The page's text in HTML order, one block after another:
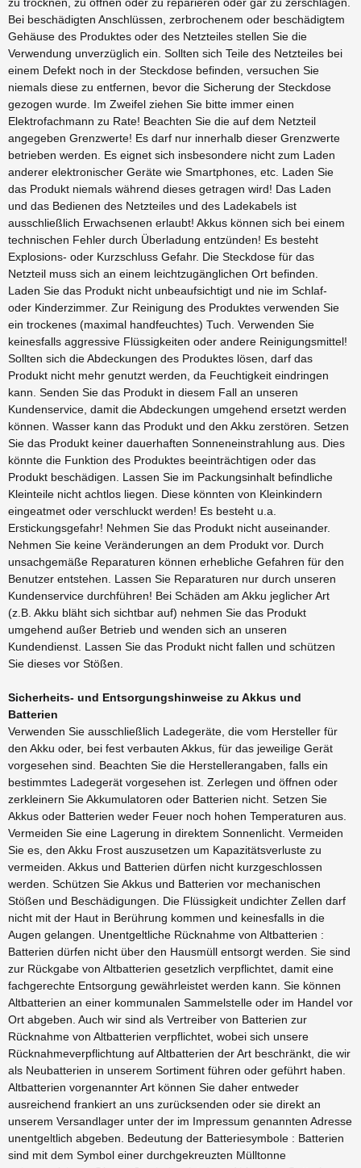
Bei beschädigten Anschlüssen, zerbrochenem oder beschädigtem
Gehäuse des Produktes oder des Netzteiles stellen Sie die
Verwendung unverzüglich ein. Sollten sich Teile des Netzteiles bei
einem Defekt noch in der Steckdose befinden, versuchen Sie
niemals diese zu entfernen, bevor die Sicherung der Steckdose
gezogen wurde. Im Zweifel ziehen Sie bitte immer einen
Elektrofachmann zu Rate! Beachten Sie die auf dem Netzteil
angegeben Grenzwerte! Es darf nur innerhalb dieser Grenzwerte
betrieben werden. Es eignet sich insbesondere nicht zum Laden
anderer elektronischer Geräte wie Smartphones, etc. Laden Sie
das Produkt niemals während dieses getragen wird! Das Laden
und das Bedienen des Netzteiles und des Ladekabels ist
ausschließlich Erwachsenen erlaubt! Akkus können sich bei einem
technischen Fehler durch Überladung entzünden! Es besteht
Explosions- oder Kurzschluss Gefahr. Die Steckdose für das
Netzteil muss sich an einem leichtzugänglichen Ort befinden.
Laden Sie das Produkt nicht unbeaufsichtigt und nie im Schlaf-
oder Kinderzimmer. Zur Reinigung des Produktes verwenden Sie
ein trockenes (maximal handfeuchtes) Tuch. Verwenden Sie
keinesfalls aggressive Flüssigkeiten oder andere Reinigungsmittel!
Sollten sich die Abdeckungen des Produktes lösen, darf das
Produkt nicht mehr genutzt werden, da Feuchtigkeit eindringen
kann. Senden Sie das Produkt in diesem Fall an unseren
Kundenservice, damit die Abdeckungen umgehend ersetzt werden
können. Wasser kann das Produkt und den Akku zerstören. Setzen
Sie das Produkt keiner dauerhaften Sonneneinstrahlung aus. Dies
könnte die Funktion des Produktes beeinträchtigen oder das
Produkt beschädigen. Lassen Sie im Packungsinhalt befindliche
Kleinteile nicht achtlos liegen. Diese könnten von Kleinkindern
eingeatmet oder verschluckt werden! Es besteht u.a.
Erstickungsgefahr! Nehmen Sie das Produkt nicht auseinander.
Nehmen Sie keine Veränderungen an dem Produkt vor. Durch
unsachgemäße Reparaturen können erhebliche Gefahren für den
Benutzer entstehen. Lassen Sie Reparaturen nur durch unseren
Kundenservice durchführen! Bei Schäden am Akku jeglicher Art
(z.B. Akku bläht sich sichtbar auf) nehmen Sie das Produkt
umgehend außer Betrieb und wenden sich an unseren
Kundendienst. Lassen Sie das Produkt nicht fallen und schützen
Sie dieses vor Stößen.
Sicherheits- und Entsorgungshinweise zu Akkus und
Batterien
Verwenden Sie ausschließlich Ladegeräte, die vom Hersteller für
den Akku oder, bei fest verbauten Akkus, für das jeweilige Gerät
vorgesehen sind. Beachten Sie die Herstellerangaben, falls ein
bestimmtes Ladegerät vorgesehen ist. Zerlegen und öffnen oder
zerkleinern Sie Akkumulatoren oder Batterien nicht. Setzen Sie
Akkus oder Batterien weder Feuer noch hohen Temperaturen aus.
Vermeiden Sie eine Lagerung in direktem Sonnenlicht. Vermeiden
Sie es, den Akku Frost auszusetzen um Kapazitätsverluste zu
vermeiden. Akkus und Batterien dürfen nicht kurzgeschlossen
werden. Schützen Sie Akkus und Batterien vor mechanischen
Stößen und Beschädigungen. Die Flüssigkeit undichter Zellen darf
nicht mit der Haut in Berührung kommen und keinesfalls in die
Augen gelangen. Unentgeltliche Rücknahme von Altbatterien :
Batterien dürfen nicht über den Hausmüll entsorgt werden. Sie sind
zur Rückgabe von Altbatterien gesetzlich verpflichtet, damit eine
fachgerechte Entsorgung gewährleistet werden kann. Sie können
Altbatterien an einer kommunalen Sammelstelle oder im Handel vor
Ort abgeben. Auch wir sind als Vertreiber von Batterien zur
Rücknahme von Altbatterien verpflichtet, wobei sich unsere
Rücknahmeverpflichtung auf Altbatterien der Art beschränkt, die wir
als Neubatterien in unserem Sortiment führen oder geführt haben.
Altbatterien vorgenannter Art können Sie daher entweder
ausreichend frankiert an uns zurücksenden oder sie direkt an
unserem Versandlager unter der im Impressum genannten Adresse
unentgeltlich abgeben. Bedeutung der Batteriesymbole : Batterien
sind mit dem Symbol einer durchgekreuzten Mülltonne